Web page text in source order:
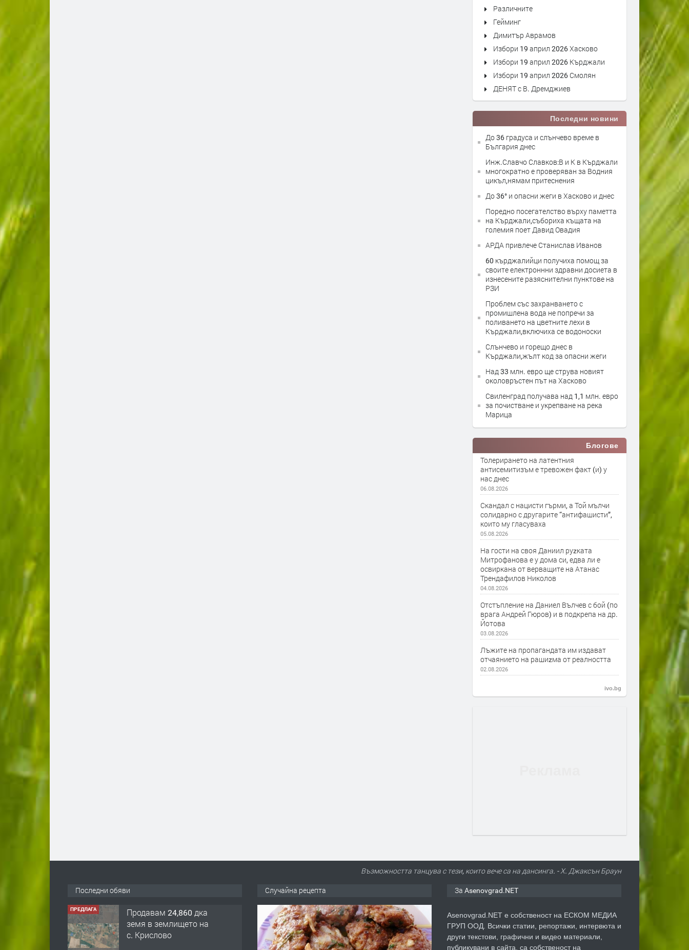
Различните
Гейминг
Димитър Аврамов
Избори 19 април 2026 Хасково
Избори 19 април 2026 Кърджали
Избори 19 април 2026 Смолян
ДЕНЯТ с В. Дремджиев
Последни новини
До 36 градуса и слънчево време в
България днес
Инж.Славчо Славков:В и К в Кърджали
многократно е проверяван за Водния
цикъл,нямам притеснения
До 36° и опасни жеги в Хасково и днес
Поредно посегателство върху паметта
на Кърджали,събориха къщата на
големия поет Давид Овадия
АРДА привлече Станислав Иванов
60 кърджалийци получиха помощ за
своите електроннни здравни досиета в
изнесените разяснителни пунктове на
РЗИ
Проблем със захранването с
промишлена вода не попречи за
поливането на цветните лехи в
Кърджали,включиха се водоноски
Слънчево и горещо днес в
Кърджали,жълт код за опасни жеги
Над 33 млн. евро ще струва новият
околовръстен път на Хасково
Свиленград получава над 1,1 млн. евро
за почистване и укрепване на река
Марица
Блогове
Толерирането на латентния
антисемитизъм е тревожен факт (и) у
нас днес
06.08.2026
Скандал с нацисти гърми, а Той мълчи
солидарно с другарите “антифашисти”,
които му гласуваха
05.08.2026
На гости на своя Даниил руzката
Митрофанова е у дома си, едва ли е
освиркана от верващите на Атанас
Трендафилов Николов
04.08.2026
Отстъпление на Даниел Вълчев с бой (по
врага Андрей Гюров) и в подкрепа на др.
Йотова
03.08.2026
Лъжите на пропагандата им издават
отчаянието на рашиzма от реалността
02.08.2026
ivo.bg
Възможността танцува с тези, които вече са на дансинга. - Х. Джаксън Браун
Последни обяви
ПРЕДЛАГА
Продавам 24,860 дка
земя в землището на
с. Крислово
Случайна рецепта За Asenovgrad.NET
Asenovgrad.NET е собственост на ЕСКОМ МЕДИА
ГРУП ООД. Всички статии, репортажи, интервюта и
други текстови, графични и видео материали,
публикувани в сайта, са собственост на